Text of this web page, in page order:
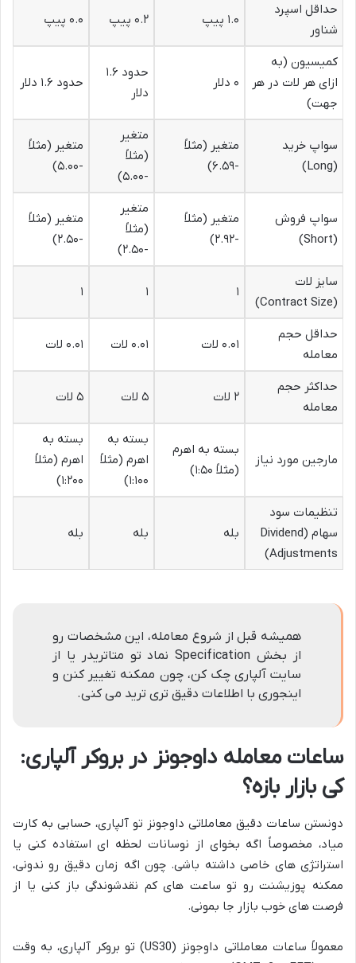
حداقل اسپرد
شناور
۱.۰ پیپ ۰.۲ پیپ ۰.۰ پیپ
کمیسیون (به
ازای هر لات در هر
جهت)
۰ دلار
حدود ۱.۶
دلار
حدود ۱.۶ دلار
سواپ خرید
(Long)
متغیر (مثلاً
-۶.۵۹)
متغیر
(مثلاً
-۵.۰۰)
متغیر (مثلاً
-۵.۰۰)
سواپ فروش
(Short)
متغیر (مثلاً
-۲.۹۲)
متغیر
(مثلاً
-۲.۵۰)
متغیر (مثلاً
-۲.۵۰)
سایز لات
(Contract Size)
۱ ۱ ۱
حداقل حجم
معامله
۰.۰۱ لات ۰.۰۱ لات ۰.۰۱ لات
حداکثر حجم
معامله
۲ لات ۵ لات ۵ لات
مارجین مورد نیاز
بسته به اهرم
(مثلاً ۱:۵۰)
بسته به
اهرم (مثلاً
۱:۱۰۰)
بسته به
اهرم (مثلاً
۱:۲۰۰)
تنظیمات سود
سهام (Dividend
Adjustments)
بله بله بله
همیشه قبل از شروع معامله، این مشخصات رو
از بخش Specification نماد تو متاتریدر یا از
سایت آلپاری چک کن، چون ممکنه تغییر کنن و
اینجوری با اطلاعات دقیق تری ترید می کنی.
ساعات معامله داوجونز در بروکر آلپاری:
کی بازار بازه؟
دونستن ساعات دقیق معاملاتی داوجونز تو آلپاری، حسابی به کارت
میاد، مخصوصاً اگه بخوای از نوسانات لحظه ای استفاده کنی یا
استراتژی های خاصی داشته باشی. چون اگه زمان دقیق رو ندونی،
ممکنه پوزیشنت رو تو ساعت های کم نقدشوندگی باز کنی یا از
فرصت های خوب بازار جا بمونی.
معمولاً ساعات معاملاتی داوجونز (US30) تو بروکر آلپاری، به وقت